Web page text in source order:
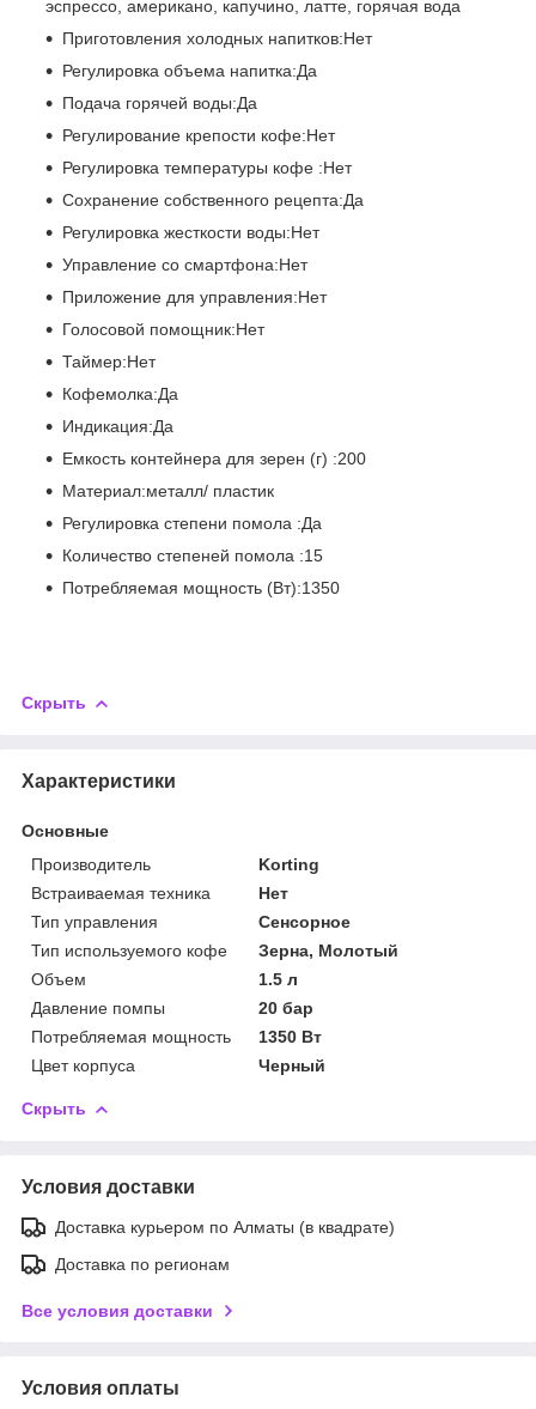
эспрессо, американо, капучино, латте, горячая вода
Приготовления холодных напитков:Нет
Регулировка объема напитка:Да
Подача горячей воды:Да
Регулирование крепости кофе:Нет
Регулировка температуры кофе :Нет
Сохранение собственного рецепта:Да
Регулировка жесткости воды:Нет
Управление со смартфона:Нет
Приложение для управления:Нет
Голосовой помощник:Нет
Таймер:Нет
Кофемолка:Да
Индикация:Да
Емкость контейнера для зерен (г) :200
Материал:металл/ пластик
Регулировка степени помола :Да
Количество степеней помола :15
Потребляемая мощность (Вт):1350
Скрыть
Характеристики
Основные
Производитель
Korting
Встраиваемая техника
Нет
Тип управления
Сенсорное
Тип используемого кофе
Зерна, Молотый
Объем
1.5 л
Давление помпы
20 бар
Потребляемая мощность
1350 Вт
Цвет корпуса
Черный
Скрыть
Условия доставки
Доставка курьером по Алматы (в квадрате)
Доставка по регионам
Все условия доставки
Условия оплаты